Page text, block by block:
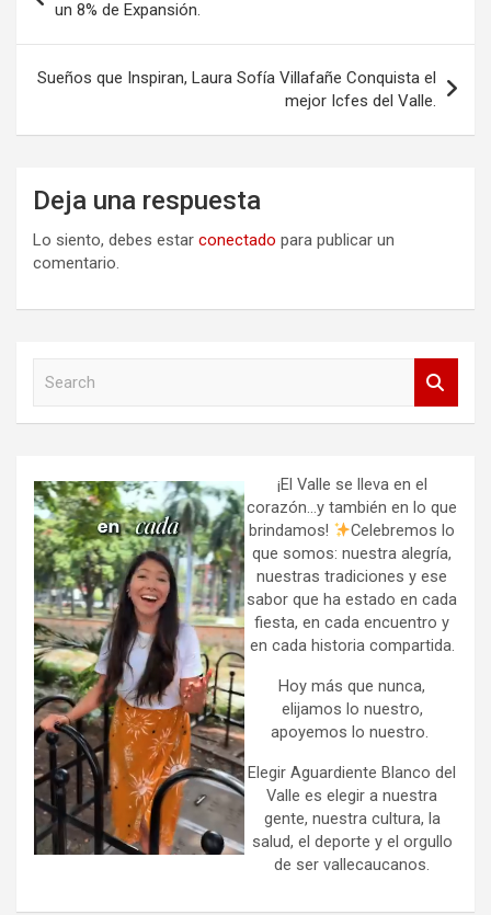
entradas
un 8% de Expansión.
Sueños que Inspiran, Laura Sofía Villafañe Conquista el
mejor Icfes del Valle.
Deja una respuesta
Lo siento, debes estar conectado para publicar un
comentario.
h
¡El Valle se lleva en el
corazón…y también en lo que
brindamos!
Celebremos lo
que somos: nuestra alegría,
nuestras tradiciones y ese
sabor que ha estado en cada
fiesta, en cada encuentro y
en cada historia compartida.
Hoy más que nunca,
elijamos lo nuestro,
apoyemos lo nuestro.
Elegir Aguardiente Blanco del
Valle es elegir a nuestra
gente, nuestra cultura, la
salud, el deporte y el orgullo
de ser vallecaucanos.